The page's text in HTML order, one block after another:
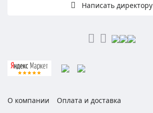
Написать директору
О компании
Оплата и доставка